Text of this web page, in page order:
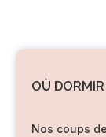
OÙ
Nos coups